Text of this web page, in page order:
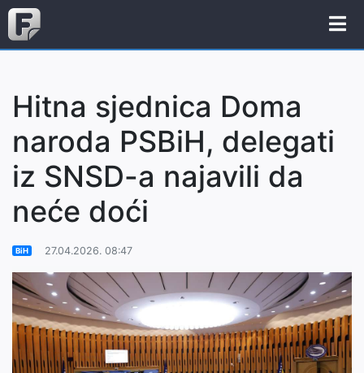
Hitna sjednica Doma
naroda PSBiH, delegati
iz SNSD-a najavili da
neće doći
BiH 27.04.2026. 08:47